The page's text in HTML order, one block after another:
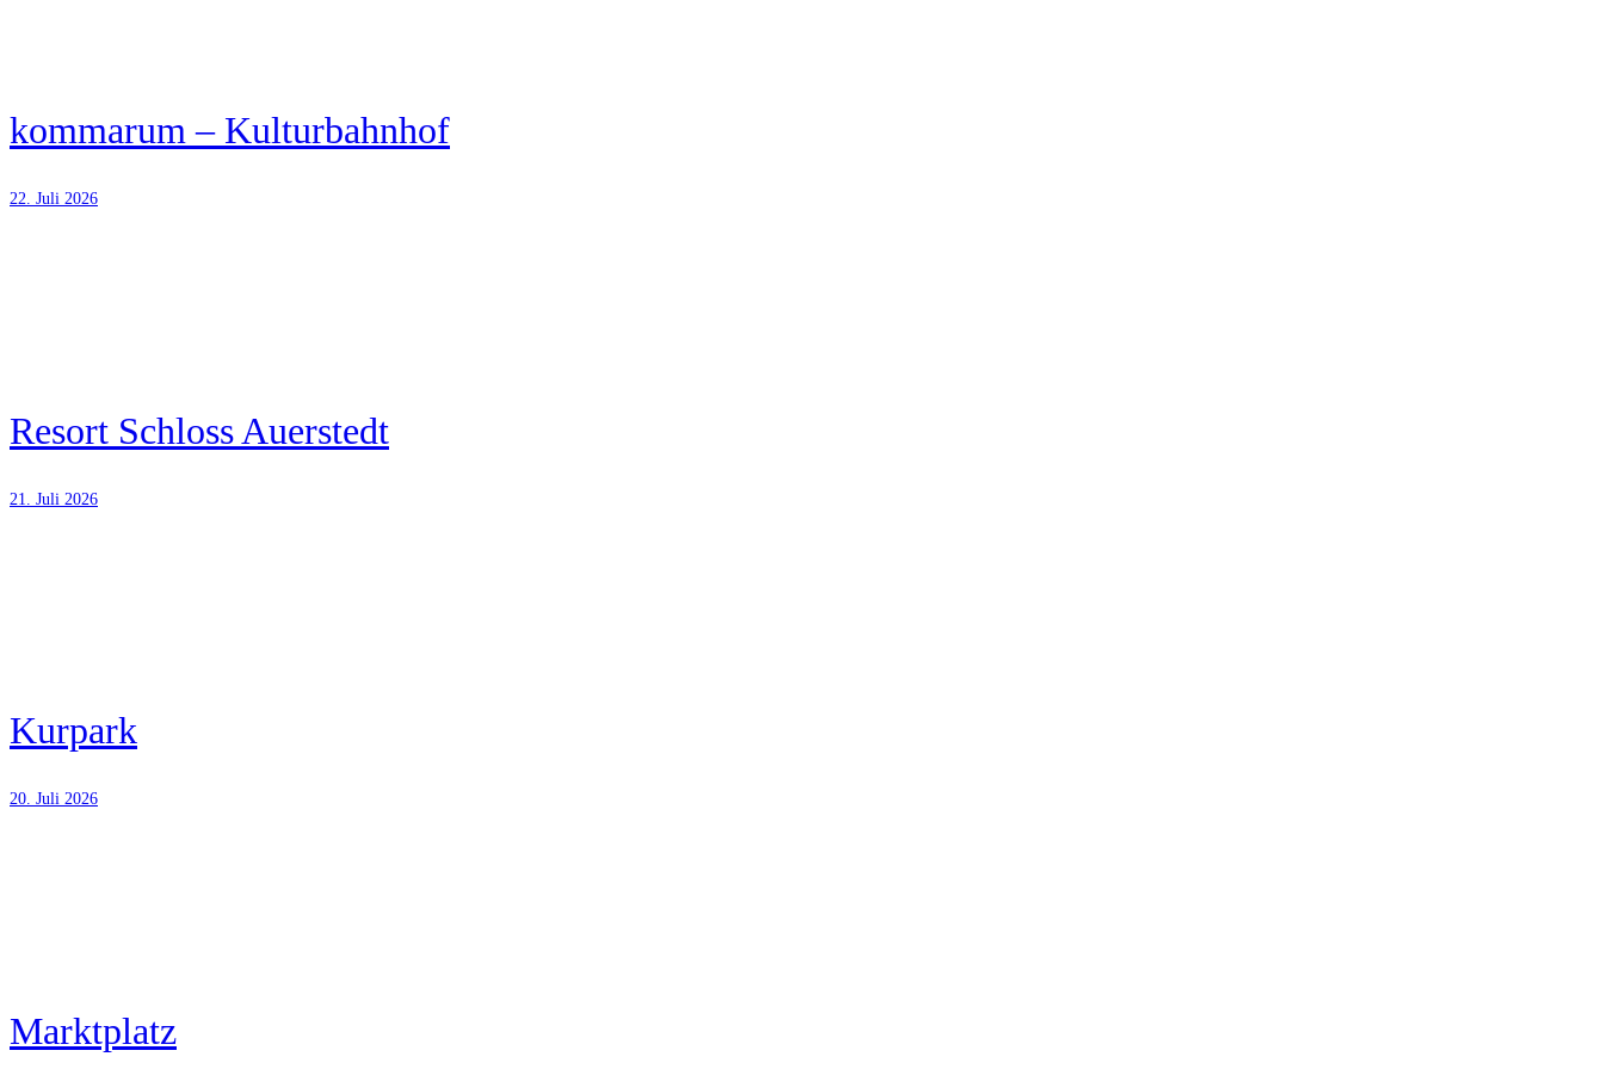
kommarum – Kulturbahnhof
22. Juli 2026
Resort Schloss Auerstedt
21. Juli 2026
Kurpark
20. Juli 2026
Marktplatz